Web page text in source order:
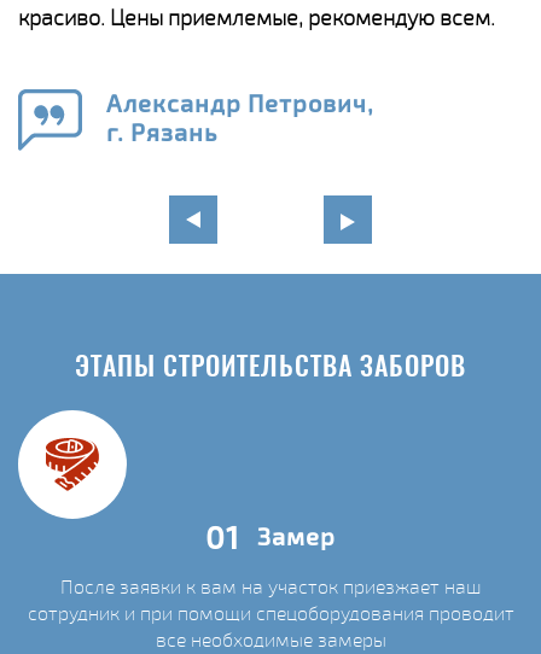
красиво. Цены приемлемые, рекомендую всем.
Александр Петрович,
г. Рязань
ЭТАПЫ СТРОИТЕЛЬСТВА ЗАБОРОВ
01 Замер
После заявки к вам на участок приезжает наш
сотрудник и при помощи спецоборудования проводит
все необходимые замеры